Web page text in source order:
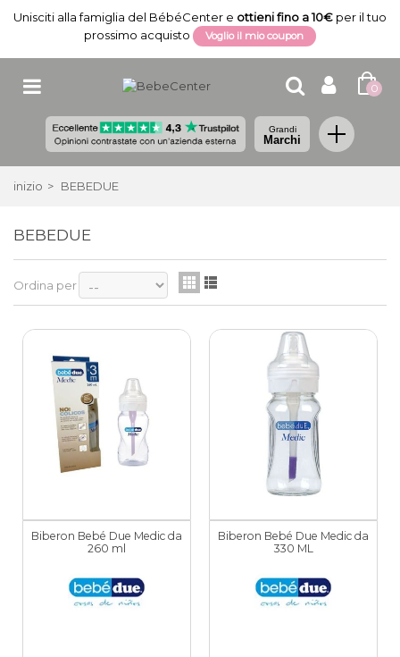
Unisciti alla famiglia del BébéCenter e ottieni fino a 10€ per il tuo
prossimo acquisto
Voglio il mio coupon
0
Grandi
Marchi
inizio > BEBEDUE
BEBEDUE
Ordina per
Biberon Bebé Due Medic da
260 ml
Biberon Bebé Due Medic da
330 ML